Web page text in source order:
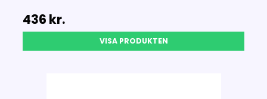
436 kr.
VISA PRODUKTEN